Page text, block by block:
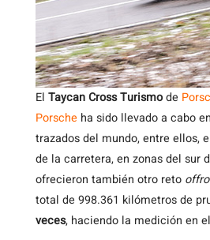
El Taycan Cross Turismode
Porsche ha sido llevado a cabo
trazados del mundo, entre ellos,
de la carretera, en zonas del sur
ofrecieron también otro reto
total de 998.361 kilómetros de
veces, haciendo la medición en